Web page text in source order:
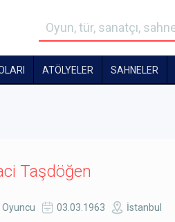
ATÖLYELER SAHNELER
Taşdöğen
Oyuncu 03.03.1963 İstanbul